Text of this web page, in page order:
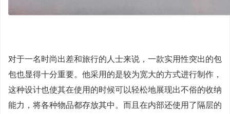
对于一名时尚出差和旅行的人士来说，一款实用性突出的包
包也显得十分重要。他采用的是较为宽大的方式进行制作，
这种设计也使其在使用的时候可以轻松地展现出不俗的收纳
能力，将各种物品都存放其中。而且在内部还使用了隔层的